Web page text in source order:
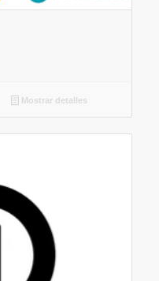
Mostrar detalles